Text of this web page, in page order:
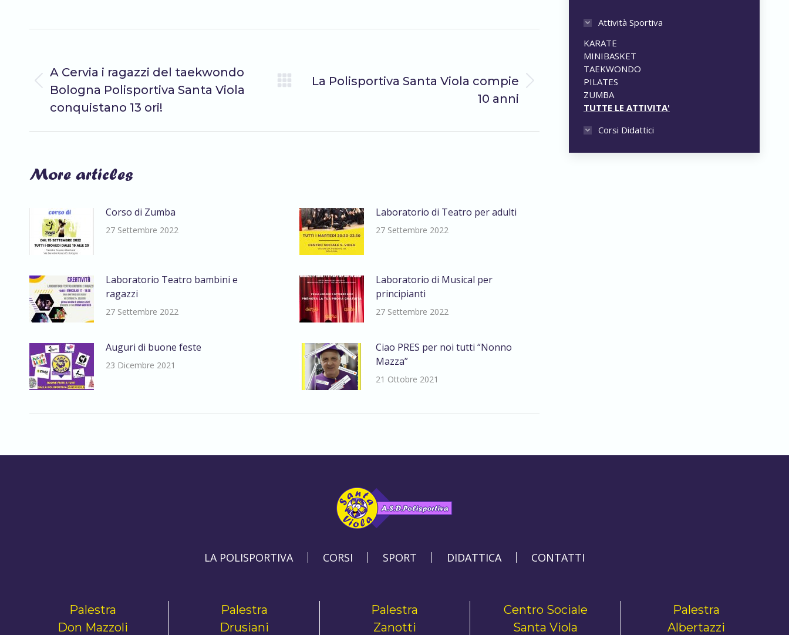
traPost
precedente:
A Cervia i ragazzi del taekwondo
Bologna Polisportiva Santa Viola
conquistano 13 ori!
Prossimo
La Polisportiva Santa Viola compie
10 anni
More articles
Corso di Zumba
27 Settembre 2022
Laboratorio di Teatro per adulti
27 Settembre 2022
Laboratorio Teatro bambini e
ragazzi
27 Settembre 2022
Laboratorio di Musical per
principianti
27 Settembre 2022
Auguri di buone feste
23 Dicembre 2021
Ciao PRES per noi tutti “Nonno
Mazza”
21 Ottobre 2021
Attività Sportiva
KARATE
MINIBASKET
TAEKWONDO
PILATES
ZUMBA
TUTTE LE ATTIVITA'
Corsi Didattici
LA POLISPORTIVA CORSI SPORT DIDATTICA CONTATTI
Palestra
Don Mazzoli
Palestra
Drusiani
Palestra
Zanotti
Centro Sociale
Santa Viola
Palestra
Albertazzi